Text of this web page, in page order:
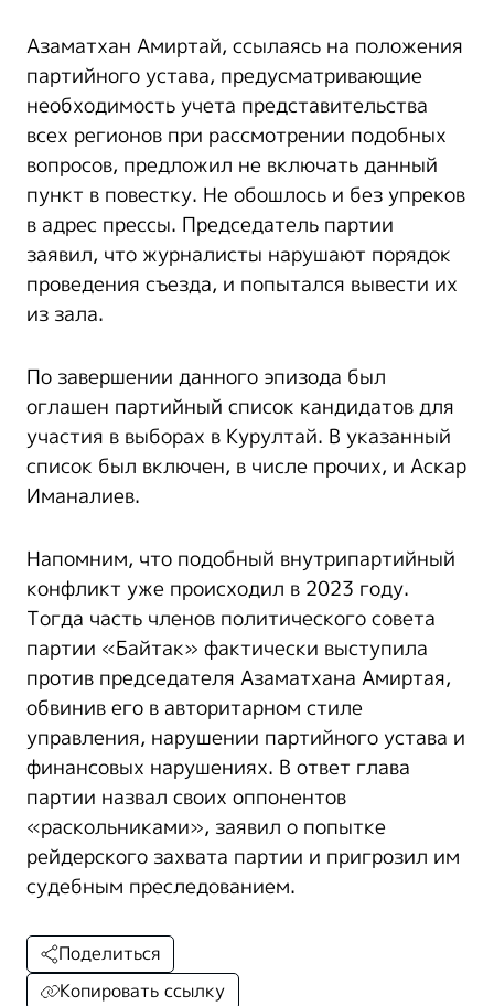
Азаматхан Амиртай, ссылаясь на положения
партийного устава, предусматривающие
необходимость учета представительства
всех регионов при рассмотрении подобных
вопросов, предложил не включать данный
пункт в повестку. Не обошлось и без упреков
в адрес прессы. Председатель партии
заявил, что журналисты нарушают порядок
проведения съезда, и попытался вывести их
из зала.
По завершении данного эпизода был
оглашен партийный список кандидатов для
участия в выборах в Курултай. В указанный
список был включен, в числе прочих, и Аскар
Иманалиев.
Напомним, что подобный внутрипартийный
конфликт уже происходил в 2023 году.
Тогда часть членов политического совета
партии «Байтак» фактически выступила
против председателя Азаматхана Амиртая,
обвинив его в авторитарном стиле
управления, нарушении партийного устава и
финансовых нарушениях. В ответ глава
партии назвал своих оппонентов
«раскольниками», заявил о попытке
рейдерского захвата партии и пригрозил им
судебным преследованием.
Поделиться
Копировать ссылку